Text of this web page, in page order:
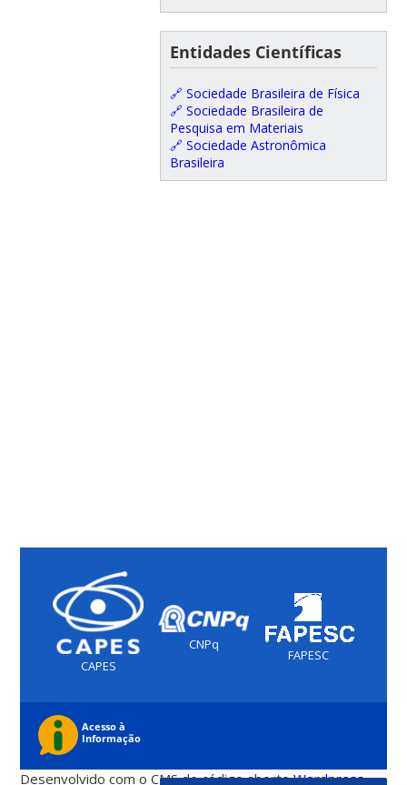
Entidades Científicas
🔗 Sociedade Brasileira de Física
🔗 Sociedade Brasileira de
Pesquisa em Materiais
🔗 Sociedade Astronômica
Brasileira
CAPES
CNPq
FAPESC
Desenvolvido com o CMS de código abertoWordpress